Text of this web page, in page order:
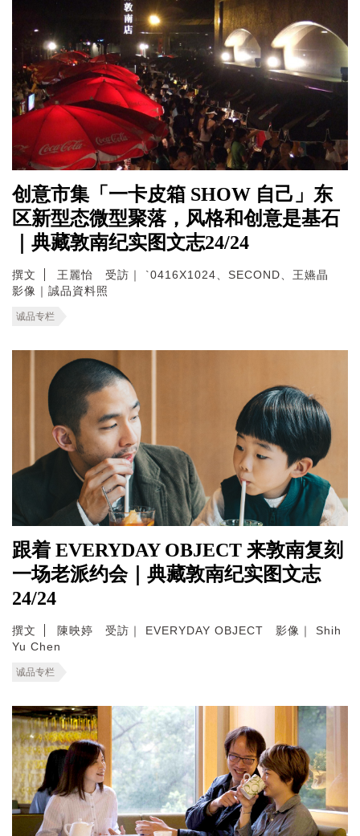
创意市集「一卡皮箱 SHOW 自己」东
区新型态微型聚落，风格和创意是基石
｜典藏敦南纪实图文志24/24
撰文
王麗怡 受訪｜ `0416X1024、SECOND、王嬿晶
影像｜誠品資料照
诚品专栏
跟着 EVERYDAY OBJECT 来敦南复刻
一场老派约会｜典藏敦南纪实图文志
24/24
撰文
陳映婷 受訪｜ EVERYDAY OBJECT 影像｜ Shih
Yu Chen
诚品专栏